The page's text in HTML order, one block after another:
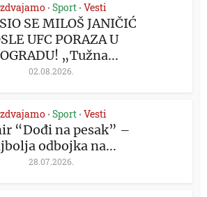
• Sport • Vesti
SE MILOŠ JANIČIĆ
UFC PORAZA U
„Tužna...
02.08.2026.
• Sport • Vesti
“Dođi na pesak” –
odbojka na...
28.07.2026.